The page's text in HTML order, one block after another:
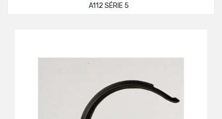
A112 SÉRIE 5